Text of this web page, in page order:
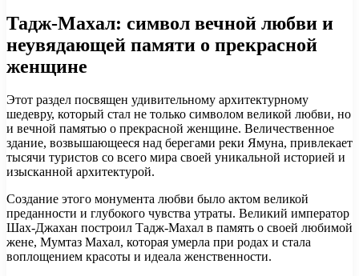
Тадж-Махал: символ вечной любви и
неувядающей памяти о прекрасной
женщине
Этот раздел посвящен удивительному архитектурному
шедевру, который стал не только символом великой любви, но
и вечной памятью о прекрасной женщине. Величественное
здание, возвышающееся над берегами реки Ямуна, привлекает
тысячи туристов со всего мира своей уникальной историей и
изысканной архитектурой.
Создание этого монумента любви было актом великой
преданности и глубокого чувства утраты. Великий император
Шах-Джахан построил Тадж-Махал в память о своей любимой
жене, Мумтаз Махал, которая умерла при родах и стала
воплощением красоты и идеала женственности.